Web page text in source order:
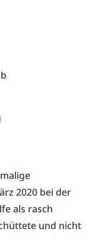
2020 bei der
als rasch
und nicht